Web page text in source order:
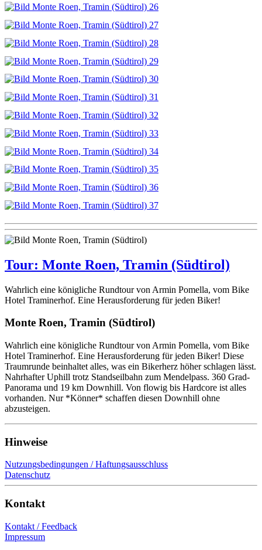
Tour: Monte Roen, Tramin (Südtirol)
Wahrlich eine königliche Rundtour von Armin Pomella, vom Bike
Hotel Traminerhof. Eine Herausforderung für jeden Biker!
Monte Roen, Tramin (Südtirol)
Wahrlich eine königliche Rundtour von Armin Pomella, vom Bike
Hotel Traminerhof. Eine Herausforderung für jeden Biker! Diese
Traumrunde beinhaltet alles, was ein Bikerherz höher schlagen lässt.
Nahrhafter Uphill trotz Standseilbahn zum Mendelpass. 360 Grad-
Panorama und 19 km Downhill. Von flowig bis Hardcore ist alles
vorhanden. Nur *Könner* schaffen diesen Downhill ohne
abzusteigen.
Hinweise
Nutzungsbedingungen / Haftungsausschluss
Datenschutz
Kontakt
Kontakt / Feedback
Impressum